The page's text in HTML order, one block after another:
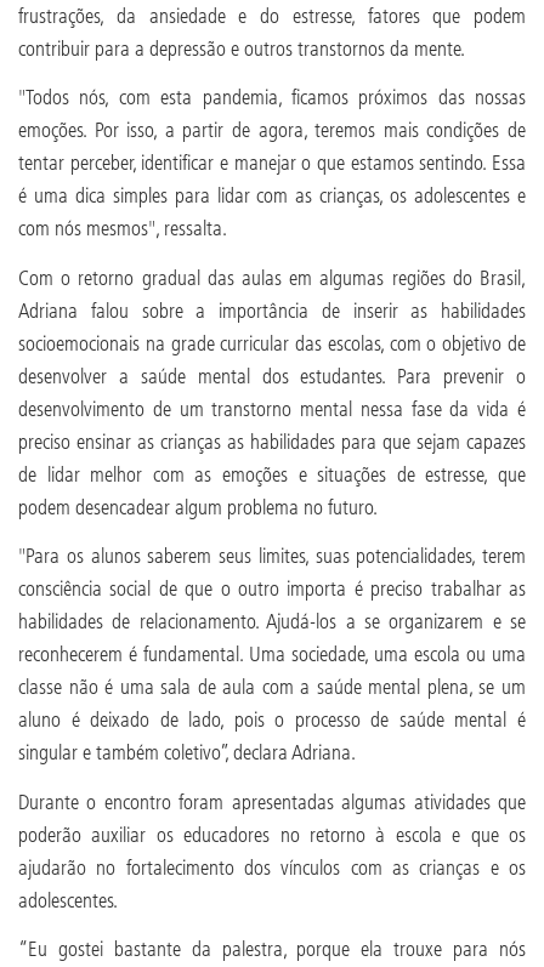
frustrações, da ansiedade e do estresse, fatores que podem
contribuir para a depressão e outros transtornos da mente.
"Todos nós, com esta pandemia, ficamos próximos das nossas
emoções. Por isso, a partir de agora, teremos mais condições de
tentar perceber, identificar e manejar o que estamos sentindo. Essa
é uma dica simples para lidar com as crianças, os adolescentes e
com nós mesmos", ressalta.
Com o retorno gradual das aulas em algumas regiões do Brasil,
Adriana falou sobre a importância de inserir as habilidades
socioemocionais na grade curricular das escolas, com o objetivo de
desenvolver a saúde mental dos estudantes. Para prevenir o
desenvolvimento de um transtorno mental nessa fase da vida é
preciso ensinar as crianças as habilidades para que sejam capazes
de lidar melhor com as emoções e situações de estresse, que
podem desencadear algum problema no futuro.
"Para os alunos saberem seus limites, suas potencialidades, terem
consciência social de que o outro importa é preciso trabalhar as
habilidades de relacionamento. Ajudá-los a se organizarem e se
reconhecerem é fundamental. Uma sociedade, uma escola ou uma
classe não é uma sala de aula com a saúde mental plena, se um
aluno é deixado de lado, pois o processo de saúde mental é
singular e também coletivo”, declara Adriana.
Durante o encontro foram apresentadas algumas atividades que
poderão auxiliar os educadores no retorno à escola e que os
ajudarão no fortalecimento dos vínculos com as crianças e os
adolescentes.
“Eu gostei bastante da palestra, porque ela trouxe para nós